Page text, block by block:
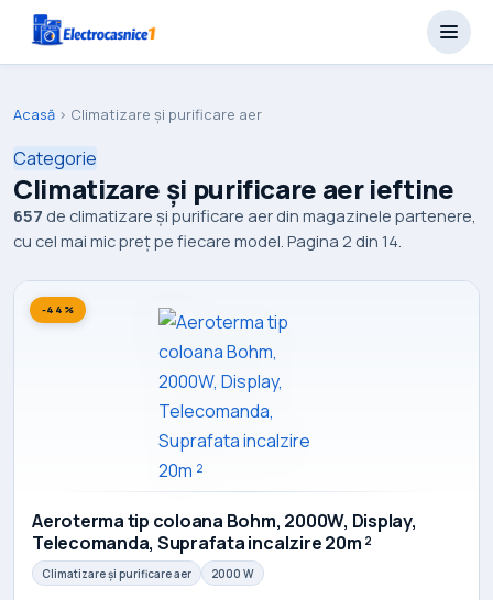
Acasă › Climatizare și purificare aer
Categorie
Climatizare și purificare aer ieftine
657 de climatizare și purificare aer din magazinele partenere,
cu cel mai mic preț pe fiecare model. Pagina 2 din 14.
-44%
Aeroterma tip coloana Bohm, 2000W, Display,
Telecomanda, Suprafata incalzire 20m ²
Climatizare și purificare aer 2000 W